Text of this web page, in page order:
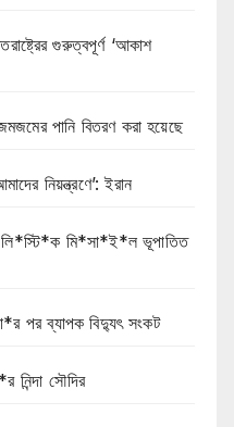
গুরুত্বপূর্ণ ‘আকাশ
পানি বিতরণ করা হয়েছে
নিয়ন্ত্রণে’: ইরান
মি*সা*ই*ল ভূপাতিত
পর ব্যাপক বিদ্যুৎ সংকট
নিন্দা সৌদির